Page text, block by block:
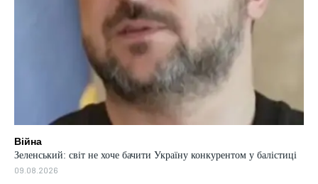
Війна
Зеленський: світ не хоче бачити Україну конкурентом у балістиці
09.08.2026